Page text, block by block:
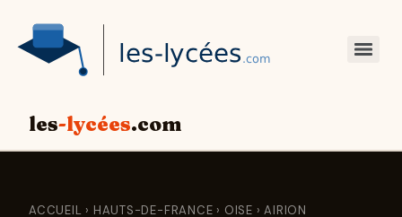
les-lycées.com
ACCUEIL › HAUTS-DE-FRANCE › OISE › AIRION